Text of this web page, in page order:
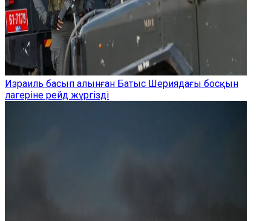
Израиль басып алынған Батыс Шериядағы босқын
лагеріне рейд жүргізді